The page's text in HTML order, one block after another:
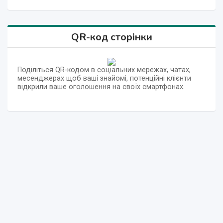
QR-код сторінки
Поділіться QR-кодом в соціальних мережах, чатах,
месенджерах щоб ваші знайомі, потенційні клієнти
відкрили ваше оголошення на своїх смартфонах.